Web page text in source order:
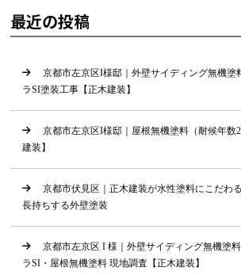
最近の投稿
京都市左京区I様邸｜外壁サイディング無機塗
ラSI塗装工事【正木建装】
京都市左京区I様邸｜屋根無機塗料（耐候年数
建装】
京都市伏見区｜正木建装が水性塗料にこだわ
長持ちする外壁塗装
京都市左京区 I 様｜外壁サイディング無機塗
ラSI・屋根無機塗料 現地調査【正木建装】